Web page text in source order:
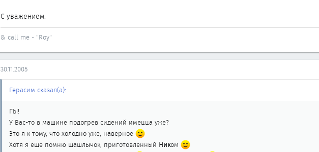
С уважением.
& call me - "Roy"
30.11.2005
Герасим сказал(а):
ГЫ!
У Вас-то в машине подогрев сидений имецца уже?
Это я к тому, что холодно уже, наверное
Хотя я еще помню шашлычок, приготовленный Ником